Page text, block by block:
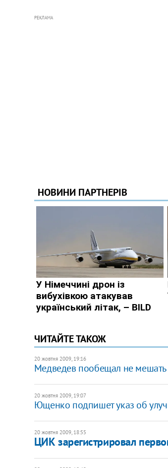
РЕКЛАМА
ЧИТАЙТЕ ТАКОЖ
20 жовтня 2009, 19:16
Медведев пообещал не
20 жовтня 2009, 19:07
Ющенко подпишет указ об
20 жовтня 2009, 18:55
ЦИК зарегистрировал